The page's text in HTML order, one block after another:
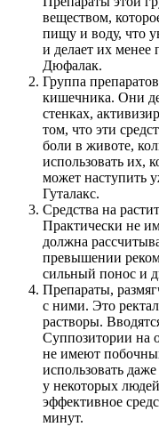
веществом,
пищу и воду, что
и делает их
Дюфалак.
Группа
кишечника. Они
стенках,
том, что эти
боли в животе,
использовать их,
может наступить
Гуталакс.
Средства на
Практически не
должна
превышении
сильный понос и
Препараты,
с ними. Это
растворы.
Суппозитории на
не имеют
использовать
у некоторых
эффективное
минут.